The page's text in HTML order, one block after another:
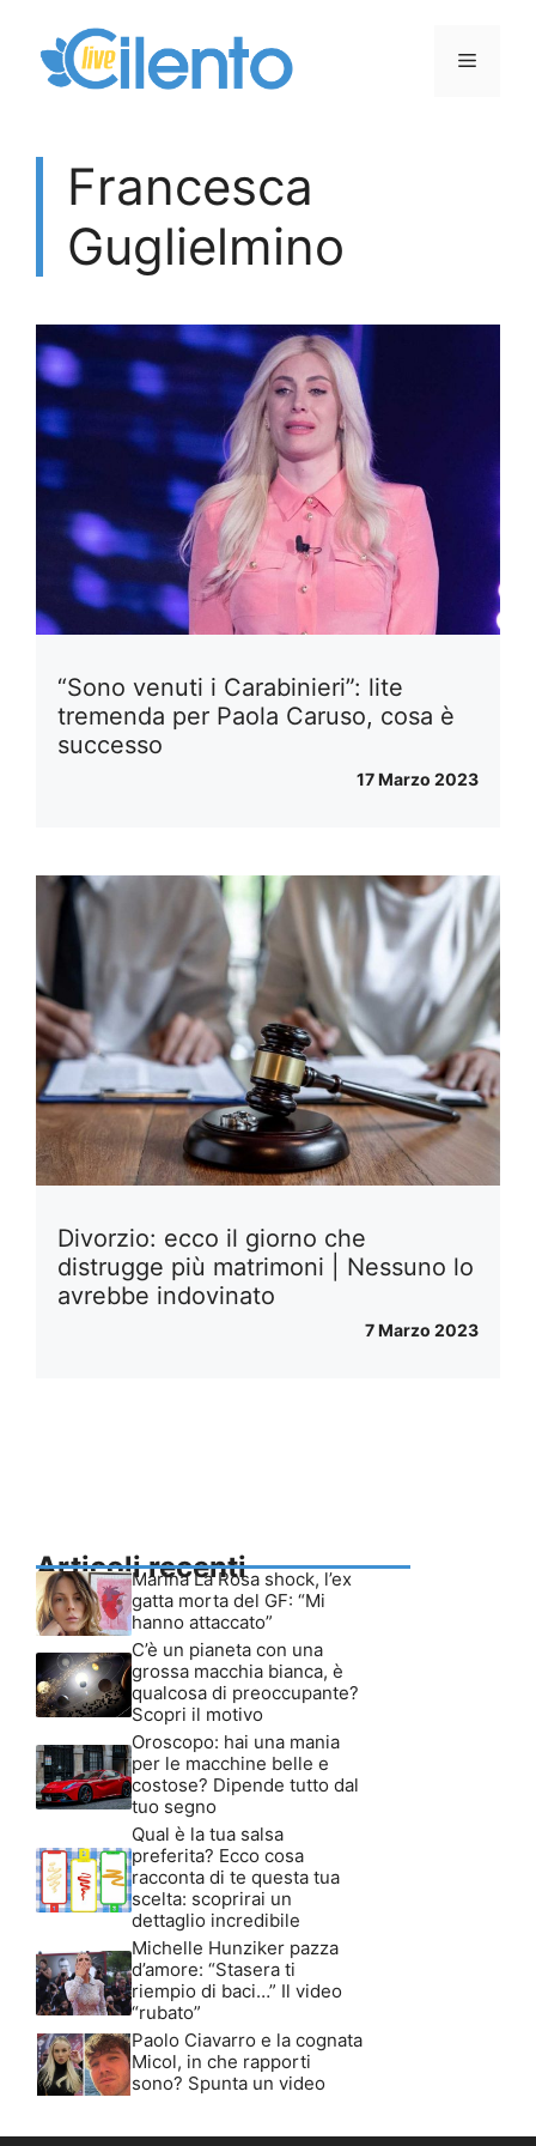
contenuto
Menu
Francesca
Guglielmino
“Sono venuti i Carabinieri”: lite
tremenda per Paola Caruso, cosa è
successo
17 Marzo 2023
Divorzio: ecco il giorno che
distrugge più matrimoni | Nessuno lo
avrebbe indovinato
7 Marzo 2023
Articoli recenti
Marina La Rosa shock, l’ex
gatta morta del GF: “Mi
hanno attaccato”
C’è un pianeta con una
grossa macchia bianca, è
qualcosa di preoccupante?
Scopri il motivo
Oroscopo: hai una mania
per le macchine belle e
costose? Dipende tutto dal
tuo segno
Qual è la tua salsa
preferita? Ecco cosa
racconta di te questa tua
scelta: scoprirai un
dettaglio incredibile
Michelle Hunziker pazza
d’amore: “Stasera ti
riempio di baci…” Il video
“rubato”
Paolo Ciavarro e la cognata
Micol, in che rapporti
sono? Spunta un video